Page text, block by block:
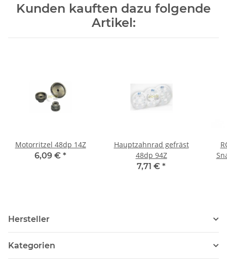
Kunden kauften dazu folgende
Artikel:
Motorritzel 48dp 14Z
6,09 € *
Hauptzahnrad gefräst
48dp 94Z
7,71 € *
Hersteller
Kategorien